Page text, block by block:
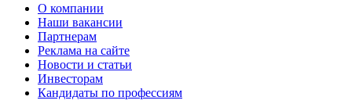
О компании
Наши вакансии
Партнерам
Реклама на сайте
Новости и статьи
Инвесторам
Кандидаты по профессиям